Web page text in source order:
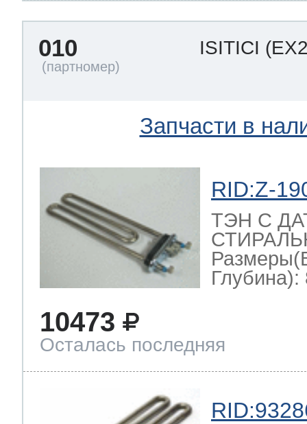
010 ISITICI
Запчасти в
RID:Z-
ТЭН С
Глубина):
10473
Осталась последняя